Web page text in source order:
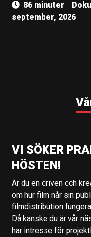
86 minuter
september, 2026
VI SÖKER
HÖSTEN!
Är du en driven och
om hur film når sin
filmdistribution
Då kanske du är vår
har intresse för